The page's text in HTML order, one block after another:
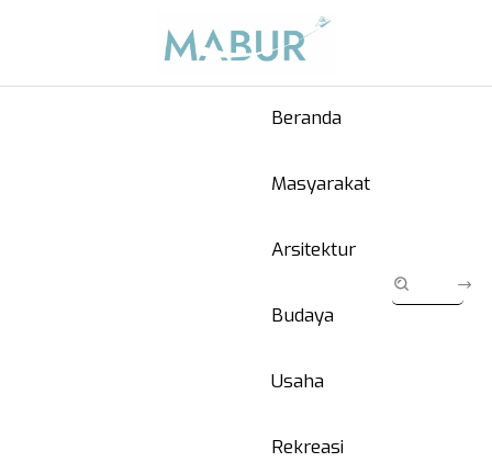
Beranda
Masyarakat
Arsitektur
Budaya
Usaha
Rekreasi